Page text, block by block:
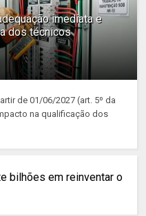
imediata e
dos técnicos
de 01/06/2027 (art. 5º da
na qualificação dos
bilhões em reinventar o